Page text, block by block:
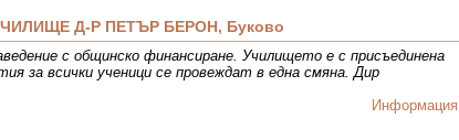
Д-Р ПЕТЪР БЕРОН, Буково
с общинско финансиране. Училището е с присъединена
за всички ученици се провеждат в една смяна. Дир
Информация